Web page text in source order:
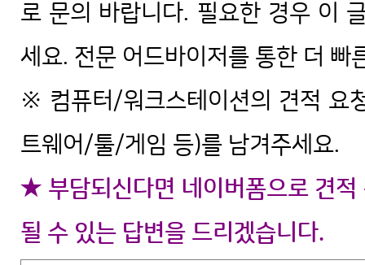
로 문의 바랍니다. 필요한 경우 이
세요. 전문 어드바이저를 통한 더 빠
※ 컴퓨터/워크스테이션의 견적 요
트웨어/툴/게임 등)를 남겨주세요.
★ 부담되신다면 네이버폼으로 견적
될 수 있는 답변을 드리겠습니다.